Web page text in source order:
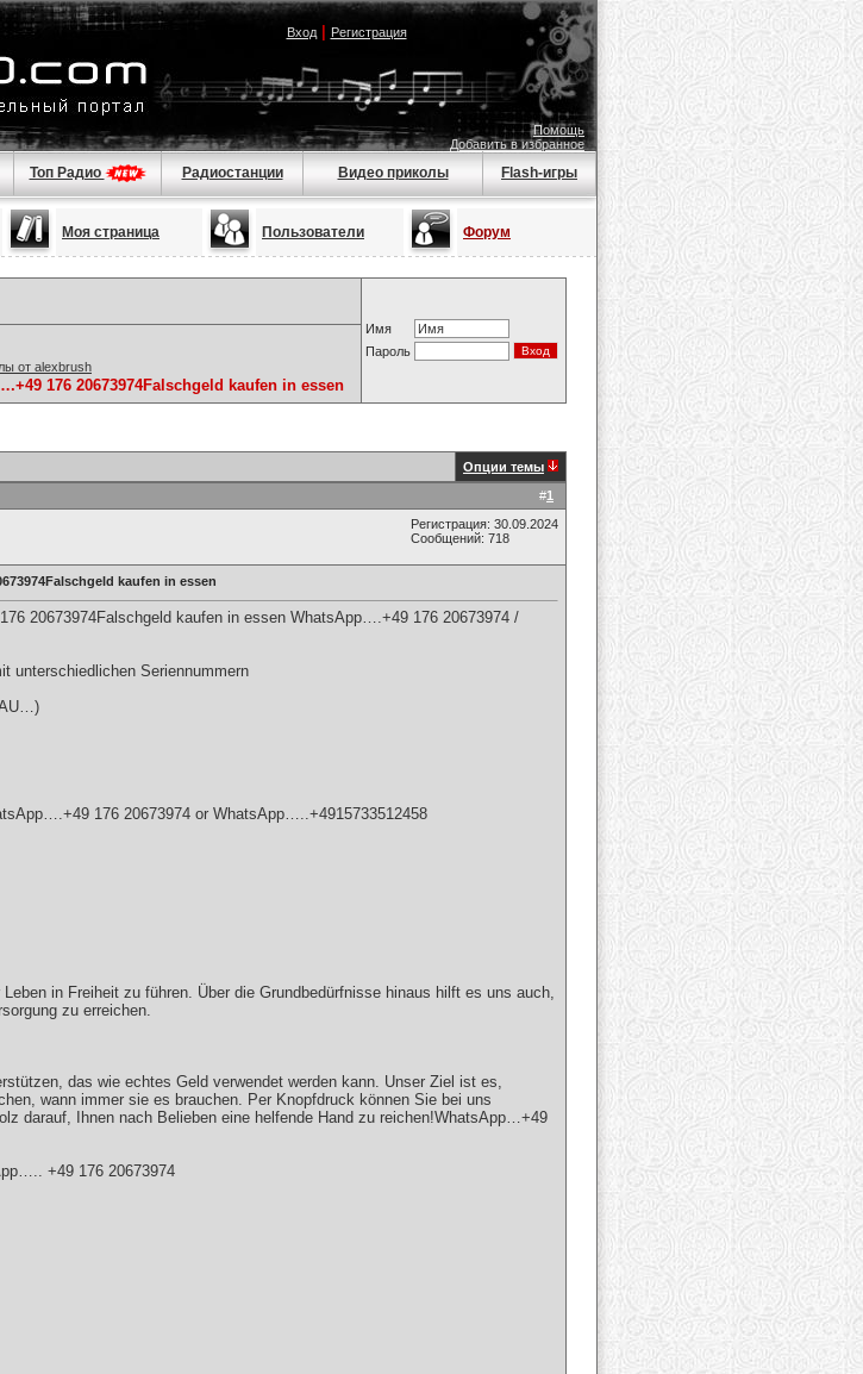
Вход| Регистрация
Помощь
Добавить в избранное
Топ Радио Радиостанции Видео приколы Flash-игры
Моя страница Пользователи Форум
Имя
Пароль
от alexbrush
176 20673974Falschgeld kaufen in essen
Опции темы
#1
Регистрация: 30.09.2024
Сообщений: 718
kaufen in essen
20673974Falschgeld kaufen in essen WhatsApp….+49 176 20673974 /
unterschiedlichen Seriennummern
176 20673974 or WhatsApp…..+4915733512458
in Freiheit zu führen. Über die Grundbedürfnisse hinaus hilft es uns auch,
zu erreichen.
das wie echtes Geld verwendet werden kann. Unser Ziel ist es,
wann immer sie es brauchen. Per Knopfdruck können Sie bei uns
darauf, Ihnen nach Belieben eine helfende Hand zu reichen!WhatsApp…+49
+49 176 20673974